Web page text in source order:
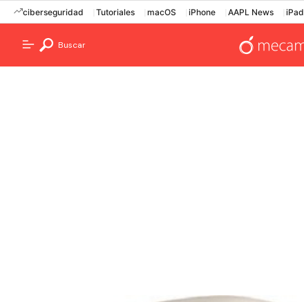
ciberseguridad Tutoriales macOS iPhone AAPL News iPad
Buscar